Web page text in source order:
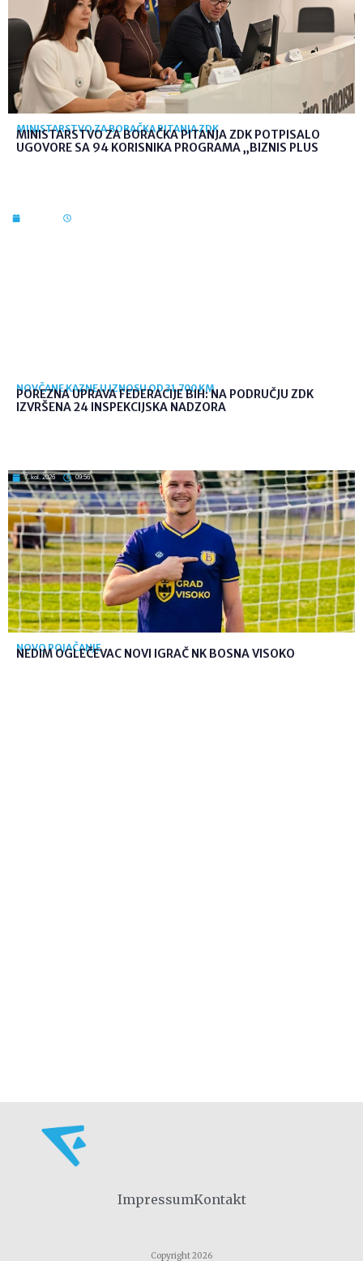
MINISTARSTVO ZA BORAČKA PITANJA ZDK
MINISTARSTVO ZA BORAČKA PITANJA ZDK POTPISALO
UGOVORE SA 94 KORISNIKA PROGRAMA „BIZNIS PLUS
NOVČANE KAZNE U IZNOSU OD 31.700 KM
POREZNA UPRAVA FEDERACIJE BIH: NA PODRUČJU ZDK
IZVRŠENA 24 INSPEKCIJSKA NADZORA
7. kol. 2026 09:56
NOVO POJAČANJE
NEDIM OGLEČEVAC NOVI IGRAČ NK BOSNA VISOKO
ImpressumKontakt
Copyright 2026